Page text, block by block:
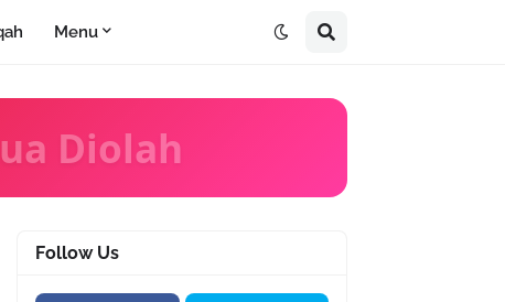
Menu
Diolah
Follow Us